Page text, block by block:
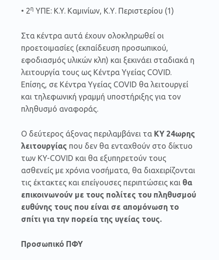
• 2η ΥΠΕ: K.Y. Καμινίων, Κ.Υ. Περιστερίου (1)
Στα κέντρα αυτά έχουν ολοκληρωθεί οι
προετοιμασίες (εκπαίδευση προσωπικού,
εφοδιασμός υλικών κλπ) και ξεκινάει σταδιακά η
λειτουργία τους ως Κέντρα Υγείας COVID.
Επίσης, σε Κέντρα Υγείας COVID θα λειτουργεί
και τηλεφωνική γραμμή υποστήριξης για τον
πληθυσμό αναφοράς.
Ο δεύτερος άξονας περιλαμβάνει τα ΚΥ 24ωρης
λειτουργίας που δεν θα ενταχθούν στο δίκτυο
των ΚY-COVID και θα εξυπηρετούν τους
ασθενείς με χρόνια νοσήματα, θα διαχειρίζονται
τις έκτακτες και επείγουσες περιπτώσεις και θα
επικοινωνούν με τους πολίτες του πληθυσμού
ευθύνης τους που είναι σε απομόνωση το
σπίτι για την πορεία της υγείας τους.
Προσωπικό ΠΦΥ